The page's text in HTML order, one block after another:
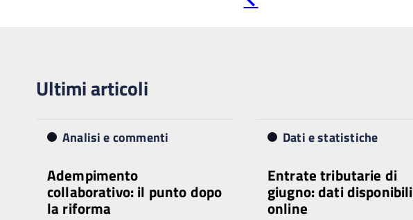
precedente
Ultimi articoli
Analisi e commenti
Adempimento
collaborativo: il punto dopo
la riforma
Dati e statistiche
Entrate tributarie di
giugno: dati disponibili
online